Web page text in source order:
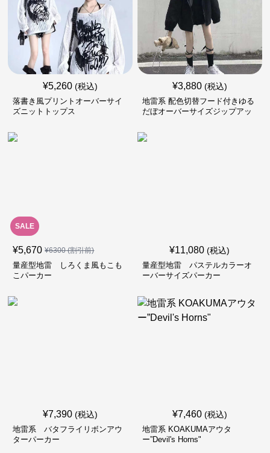
¥5,260 (税込)
落書き風プリントオーバーサイ
ズニットトップス
¥3,880 (税込)
地雷系 配色切替フード付きゆる
だぼオーバーサイズジップアッ
SALE
¥5,670 ¥6300(割引前)
量産型地雷 しろくま風もこも
こパーカー
¥11,080 (税込)
量産型地雷 パステルカラーオ
ーバーサイズパーカー
¥7,390 (税込)
地雷系 バタフライリボンアウ
ターパーカー
¥7,460 (税込)
地雷系 KOAKUMAアウタ
ー”Devil's Horns"